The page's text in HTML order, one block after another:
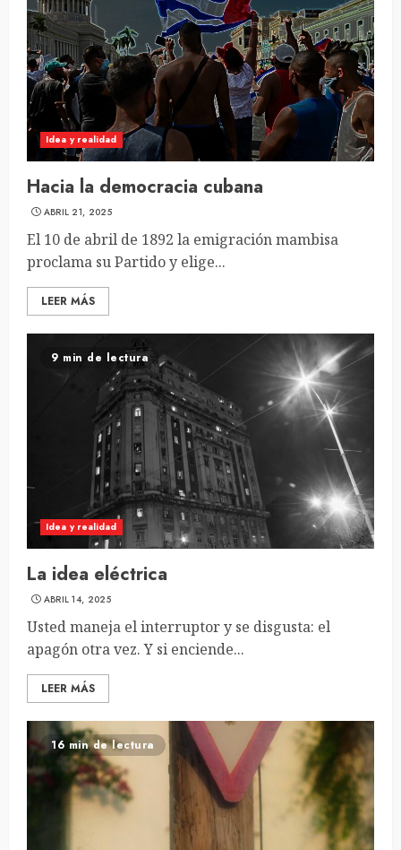
Idea y realidad
Hacia la democracia cubana
ABRIL 21, 2025
El 10 de abril de 1892 la emigración mambisa
proclama su Partido y elige...
LEER MÁS
9 min de lectura
Idea y realidad
La idea eléctrica
ABRIL 14, 2025
Usted maneja el interruptor y se disgusta: el
apagón otra vez. Y si enciende...
LEER MÁS
16 min de lectura